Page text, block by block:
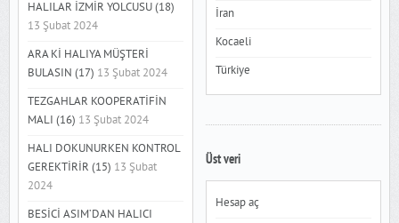
HALILAR İZMİR YOLCUSU (18)
13 Şubat 2024
ARA Kİ HALIYA MÜŞTERİ
BULASIN (17) 13 Şubat 2024
TEZGAHLAR KOOPERATİFİN
MALI (16) 13 Şubat 2024
HALI DOKUNURKEN KONTROL
GEREKTİRİR (15) 13 Şubat
2024
BESİCİ ASIM’DAN HALICI
İran
Kocaeli
Türkiye
Üst veri
Hesap aç